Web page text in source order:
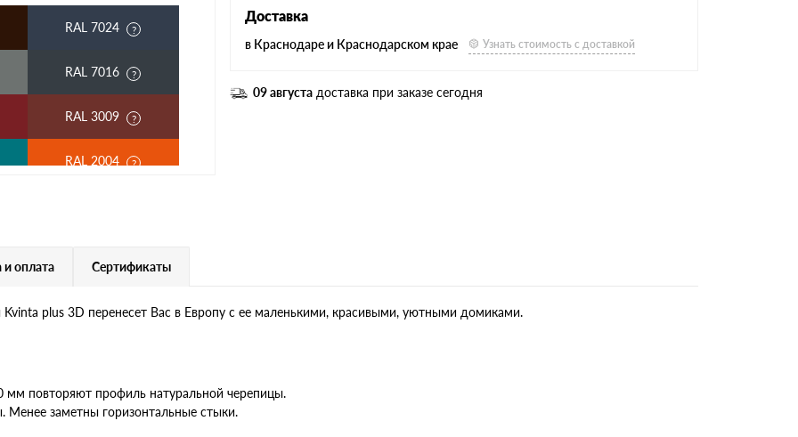
RAL 7024
RAL 7016
RAL 3009
RAL 2004
Доставка
в Краснодаре и Краснодарском крае Узнать стоимость с доставкой
09 августа доставка при заказе сегодня
и оплата Сертификаты
plus 3D перенесет Вас в Европу с ее маленькими, красивыми, уютными домиками.
мм повторяют профиль натуральной черепицы.
заметны горизонтальные стыки.